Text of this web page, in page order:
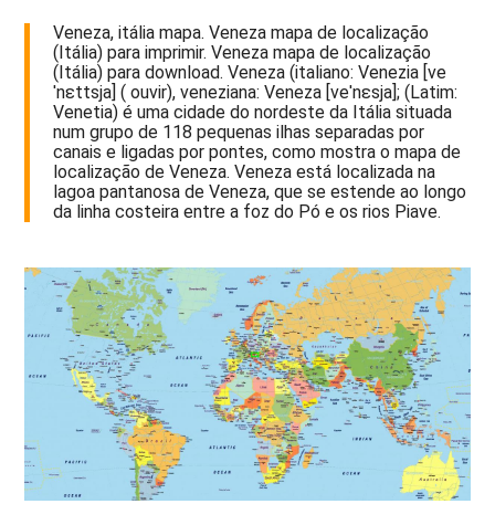
Veneza, itália mapa. Veneza mapa de localização
(Itália) para imprimir. Veneza mapa de localização
(Itália) para download. Veneza (italiano: Venezia [ve
ˈnɛttsja] ( ouvir), veneziana: Veneza [veˈnɛsja]; (Latim:
Venetia) é uma cidade do nordeste da Itália situada
num grupo de 118 pequenas ilhas separadas por
canais e ligadas por pontes, como mostra o mapa de
localização de Veneza. Veneza está localizada na
lagoa pantanosa de Veneza, que se estende ao longo
da linha costeira entre a foz do Pó e os rios Piave.